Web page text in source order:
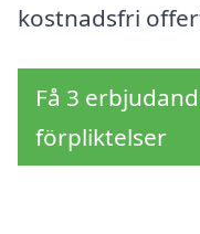
kostnadsfri
Få 3
förpliktelser